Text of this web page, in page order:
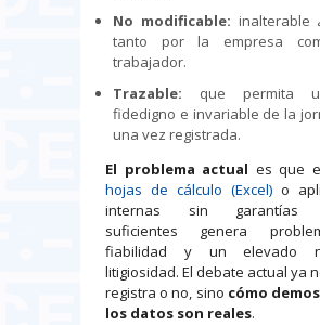
No modificable: inalterable
tanto por la empresa
trabajador.
Trazable: que permita
fidedigno e invariable de la
una vez registrada.
El problema actual es que
hojas de cálculo (Excel) o
internas sin garantías
suficientes genera
fiabilidad y un elevado
litigiosidad. El debate actual ya
registra o no, sino cómo
los datos son reales.